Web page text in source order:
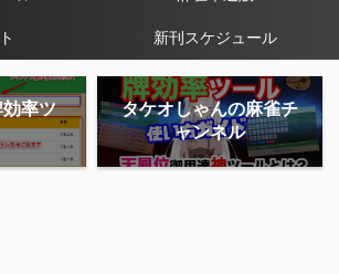
新刊スケジュール
率ツ
タケオしゃんの麻雀チ
ャンネル